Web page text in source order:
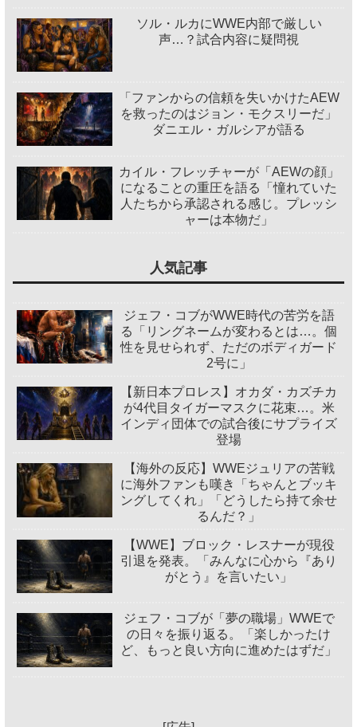
ソル・ルカにWWE内部で厳しい
声…？試合内容に疑問視
「ファンからの信頼を失いかけたAEW
を救ったのはジョン・モクスリーだ」
ダニエル・ガルシアが語る
カイル・フレッチャーが「AEWの顔」
になることの重圧を語る「憧れていた
人たちから承認される感じ。プレッシ
ャーは本物だ」
人気記事
ジェフ・コブがWWE時代の苦労を語
る「リングネームが変わるとは…。個
性を見せられず、ただのボディガード
2号に」
【新日本プロレス】オカダ・カズチカ
が4代目タイガーマスクに花束…。米
インディ団体での試合後にサプライズ
登場
【海外の反応】WWEジュリアの苦戦
に海外ファンも嘆き「ちゃんとブッキ
ングしてくれ」「どうしたら持て余せ
るんだ？」
【WWE】ブロック・レスナーが現役
引退を発表。「みんなに心から『あり
がとう』を言いたい」
ジェフ・コブが「夢の職場」WWEで
の日々を振り返る。「楽しかったけ
ど、もっと良い方向に進めたはずだ」